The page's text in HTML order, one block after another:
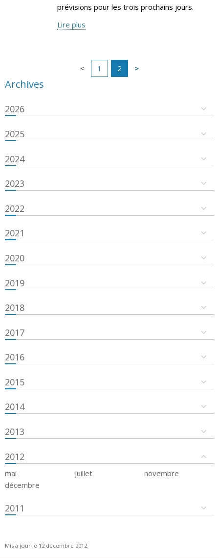
prévisions pour les trois prochains jours.
Lire plus
1 2
Archives
2026
2025
2024
2023
2022
2021
2020
2019
2018
2017
2016
2015
2014
2013
2012
mai juillet
novembre
décembre
2011
Mis à jour le 12 décembre 2012